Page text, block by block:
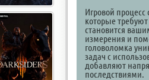
Игровой
которые
становится
измерения и
головоломка
задач с
добавляют
последствиями.